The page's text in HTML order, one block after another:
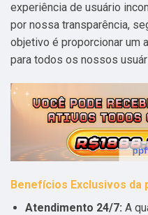
experiência de usuário
por nossa transparência,
objetivo é proporcionar um
para todos os nossos
Benefícios Exclusivos da
Atendimento 24/7: A